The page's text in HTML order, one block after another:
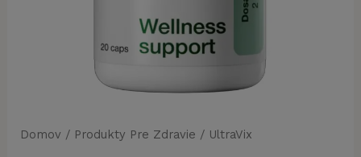
Domov / Produkty Pre Zdravie / UltraVix